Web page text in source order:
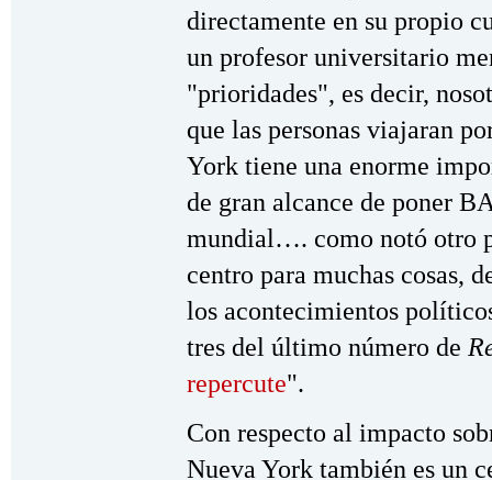
directamente en su propio
un profesor universitario
"prioridades", es decir,
que las personas viajaran
York tiene una enorme
de gran alcance de poner
mundial…. como notó otro
centro para muchas cosas,
los acontecimientos
tres del último número de
repercute".
Con respecto al impacto
Nueva York también es un